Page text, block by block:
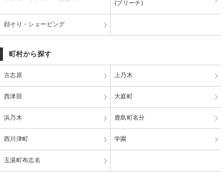
(ブリーチ)
顔そり・シェービング
町村から探す
古志原 上乃木
西津田 大庭町
浜乃木 鹿島町名分
西川津町 学園
玉湯町布志名